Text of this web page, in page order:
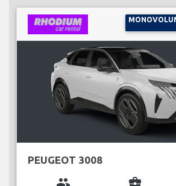
PEUGEOT 3008
group business_center